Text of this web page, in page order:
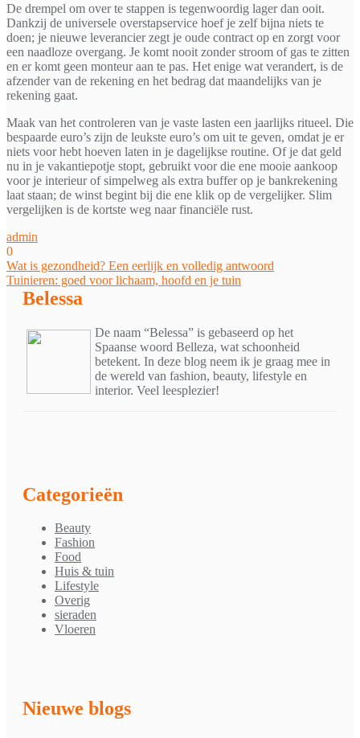
De drempel om over te stappen is tegenwoordig lager dan ooit.
Dankzij de universele overstapservice hoef je zelf bijna niets te
doen; je nieuwe leverancier zegt je oude contract op en zorgt voor
een naadloze overgang. Je komt nooit zonder stroom of gas te zitten
en er komt geen monteur aan te pas. Het enige wat verandert, is de
afzender van de rekening en het bedrag dat maandelijks van je
rekening gaat.
Maak van het controleren van je vaste lasten een jaarlijks ritueel. Die
bespaarde euro’s zijn de leukste euro’s om uit te geven, omdat je er
niets voor hebt hoeven laten in je dagelijkse routine. Of je dat geld
nu in je vakantiepotje stopt, gebruikt voor die ene mooie aankoop
voor je interieur of simpelweg als extra buffer op je bankrekening
laat staan; de winst begint bij die ene klik op de vergelijker. Slim
vergelijken is de kortste weg naar financiële rust.
admin
0
Bericht
navigatie
Wat is gezondheid? Een eerlijk en volledig antwoord
Tuinieren: goed voor lichaam, hoofd en je tuin
Belessa
De naam “Belessa” is gebaseerd op het
Spaanse woord Belleza, wat schoonheid
betekent. In deze blog neem ik je graag mee in
de wereld van fashion, beauty, lifestyle en
interior. Veel leesplezier!
Categorieën
Beauty
Fashion
Food
Huis & tuin
Lifestyle
Overig
sieraden
Vloeren
Nieuwe blogs